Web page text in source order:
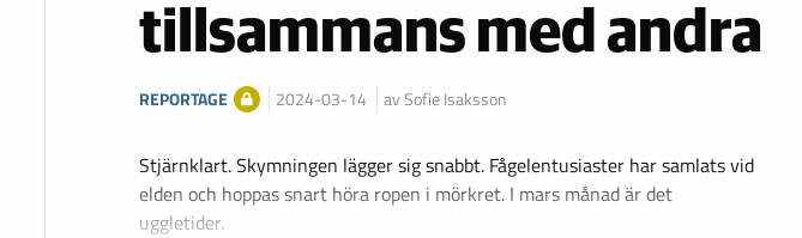
tillsammans med andra
REPORTAGE 2024-03-14 av Sofie Isaksson
Stjärnklart. Skymningen lägger sig snabbt. Fågelentusiaster har samlats vid
elden och hoppas snart höra ropen i mörkret. I mars månad är det
uggletider.